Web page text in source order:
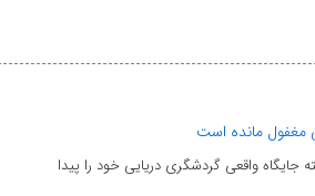
جایگاه واقعی گردشگری دریایی خود را پیدا